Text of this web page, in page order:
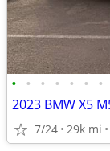
• • • • • • •
7/24 29k mi